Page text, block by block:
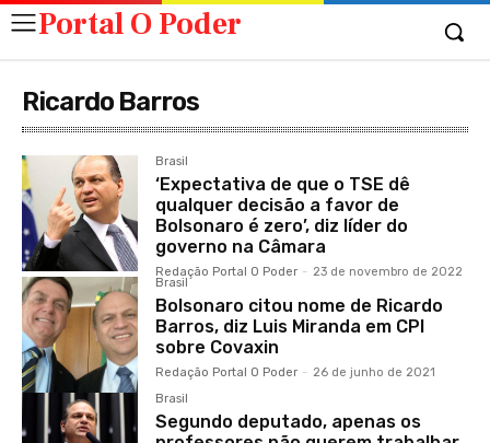
Portal O Poder
Ricardo Barros
Brasil
‘Expectativa de que o TSE dê
qualquer decisão a favor de
Bolsonaro é zero’, diz líder do
governo na Câmara
Redação Portal O Poder - 23 de novembro de 2022
Brasil
Bolsonaro citou nome de Ricardo
Barros, diz Luis Miranda em CPI
sobre Covaxin
Redação Portal O Poder - 26 de junho de 2021
Brasil
Segundo deputado, apenas os